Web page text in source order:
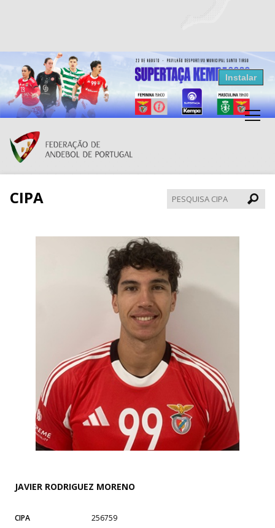
Resultados Andebol
Federação de Andebol de Portugal
Grátis - Disponivel na Play Store
Instalar
CIPA
CIPA
JAVIER RODRIGUEZ MORENO
CIPA
256759